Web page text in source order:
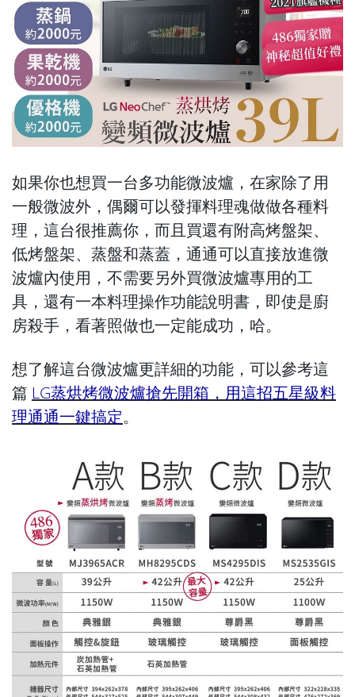
如果你也想買一台多功能微波爐，在家除了用
一般微波外，偶爾可以發揮料理魂做做各種料
理，這台很推薦你，而且買還有附高烤盤架、
低烤盤架、蒸盤和蒸蓋，通通可以直接放進微
波爐內使用，不需要另外買微波爐專用的工
具，還有一本料理操作功能說明書，即使是廚
房殺手，看著照做也一定能成功，哈。
想了解這台微波爐更詳細的功能，可以參考這
篇 LG蒸烘烤微波爐搶先開箱，用這招五星級料
理通通一鍵搞定。